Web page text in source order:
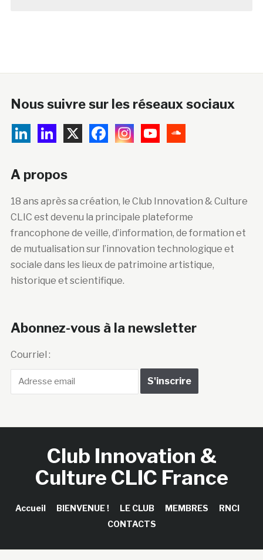
Nous suivre sur les réseaux sociaux
A propos
18 ans après sa création, le Club Innovation & Culture
CLIC est devenu la principale plateforme
francophone de veille, d’information, de formation et
de mutualisation sur l’innovation technologique et
sociale dans les lieux de patrimoine artistique,
historique et scientifique.
Abonnez-vous à la newsletter
Courriel :
Club Innovation &
Culture CLIC France
Accueil BIENVENUE ! LE CLUB MEMBRES
RNCI
CONTACTS